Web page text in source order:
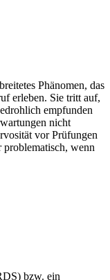
Phänomen, das
erleben. Sie tritt auf,
empfunden
nicht
vor Prüfungen
wenn
bzw. ein